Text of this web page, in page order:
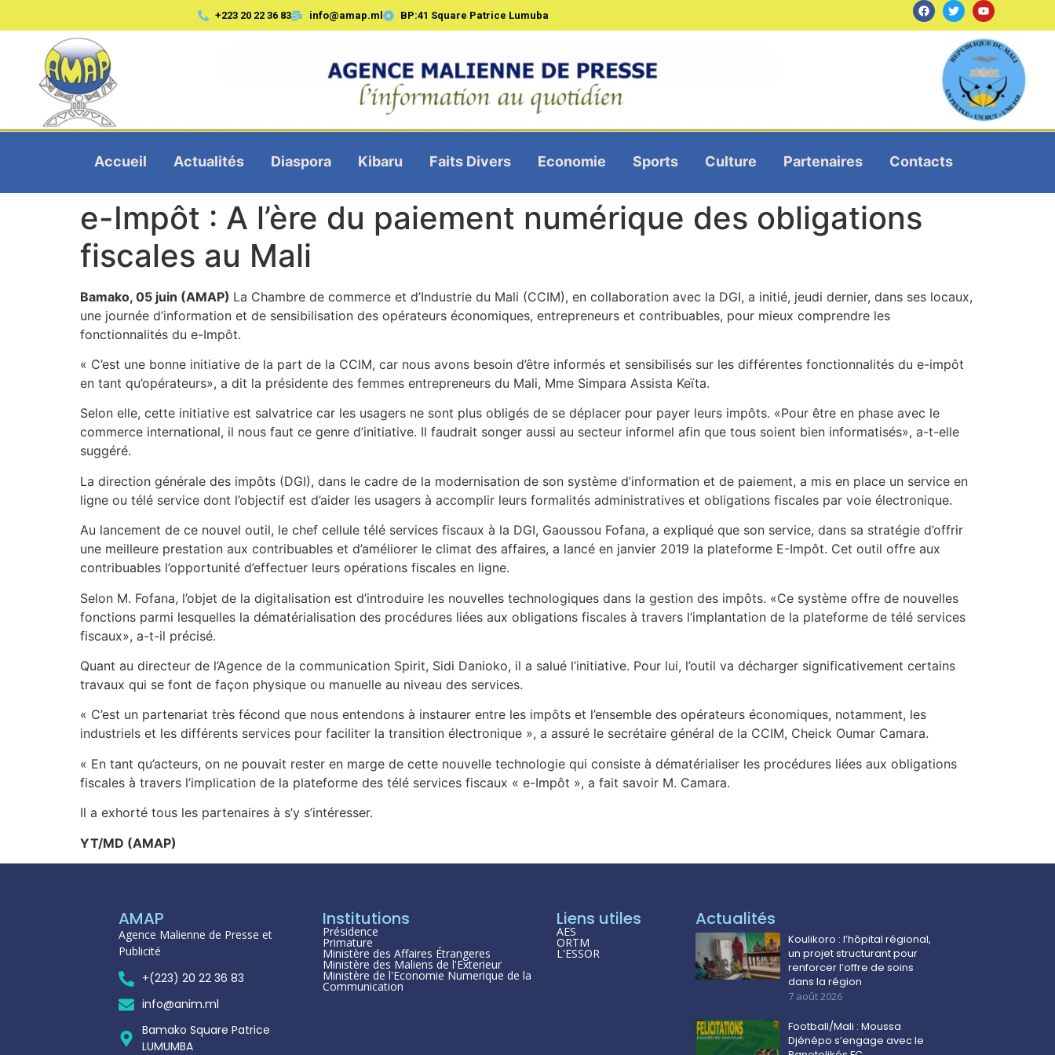
+223 20 22 36 83 info@amap.ml BP:41 Square Patrice Lumuba
Accueil Actualités Diaspora Kibaru Faits Divers Economie Sports Culture Partenaires Contacts
e-Impôt : A l’ère du paiement numérique des obligations
fiscales au Mali
Bamako, 05 juin (AMAP) La Chambre de commerce et d’Industrie du Mali (CCIM), en collaboration avec la DGI, a initié, jeudi dernier, dans ses locaux,
une journée d’information et de sensibilisation des opérateurs économiques, entrepreneurs et contribuables, pour mieux comprendre les
fonctionnalités du e-Impôt.
« C’est une bonne initiative de la part de la CCIM, car nous avons besoin d’être informés et sensibilisés sur les différentes fonctionnalités du e-impôt
en tant qu’opérateurs», a dit la présidente des femmes entrepreneurs du Mali, Mme Simpara Assista Keïta.
Selon elle, cette initiative est salvatrice car les usagers ne sont plus obligés de se déplacer pour payer leurs impôts. «Pour être en phase avec le
commerce international, il nous faut ce genre d’initiative. Il faudrait songer aussi au secteur informel afin que tous soient bien informatisés», a-t-elle
suggéré.
La direction générale des impôts (DGI), dans le cadre de la modernisation de son système d’information et de paiement, a mis en place un service en
ligne ou télé service dont l’objectif est d’aider les usagers à accomplir leurs formalités administratives et obligations fiscales par voie électronique.
Au lancement de ce nouvel outil, le chef cellule télé services fiscaux à la DGI, Gaoussou Fofana, a expliqué que son service, dans sa stratégie d’offrir
une meilleure prestation aux contribuables et d’améliorer le climat des affaires, a lancé en janvier 2019 la plateforme E-Impôt. Cet outil offre aux
contribuables l’opportunité d’effectuer leurs opérations fiscales en ligne.
Selon M. Fofana, l’objet de la digitalisation est d’introduire les nouvelles technologiques dans la gestion des impôts. «Ce système offre de nouvelles
fonctions parmi lesquelles la dématérialisation des procédures liées aux obligations fiscales à travers l’implantation de la plateforme de télé services
fiscaux», a-t-il précisé.
Quant au directeur de l’Agence de la communication Spirit, Sidi Danioko, il a salué l’initiative. Pour lui, l’outil va décharger significativement certains
travaux qui se font de façon physique ou manuelle au niveau des services.
« C’est un partenariat très fécond que nous entendons à instaurer entre les impôts et l’ensemble des opérateurs économiques, notamment, les
industriels et les différents services pour faciliter la transition électronique », a assuré le secrétaire général de la CCIM, Cheick Oumar Camara.
« En tant qu’acteurs, on ne pouvait rester en marge de cette nouvelle technologie qui consiste à dématérialiser les procédures liées aux obligations
fiscales à travers l’implication de la plateforme des télé services fiscaux « e-Impôt », a fait savoir M. Camara.
Il a exhorté tous les partenaires à s’y s’intéresser.
YT/MD (AMAP)
AMAP
Agence Malienne de Presse et
Publicité
+(223) 20 22 36 83
info@anim.ml
Bamako Square Patrice
LUMUMBA
Institutions
Présidence
Primature
Ministère des Affaires Étrangeres
Ministère des Maliens de l'Exterieur
Ministère de l'Economie Numerique de la
Communication
Liens utiles
AES
ORTM
L'ESSOR
Actualités
Koulikoro : l’hôpital régional,
un projet structurant pour
renforcer l’offre de soins
dans la région
7 août 2026
Football/Mali : Moussa
Djénépo s’engage avec le